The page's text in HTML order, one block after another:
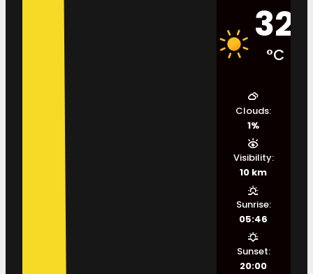
32
°C
Clouds:
1%
Visibility:
10 km
Sunrise:
05:46
Sunset:
20:00